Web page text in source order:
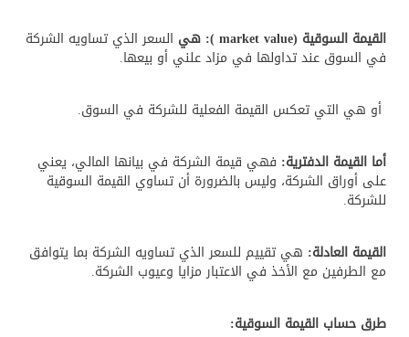
جهات
والاحكام
الخصوصية
اتصل
القيمة السوقية (market value): هي السعر الذي تساويه الشركة
في السوق عند تداولها في مزاد علني أو بيعها.
أو هي التي تعكس القيمة الفعلية للشركة في السوق.
أما القيمة الدفترية: فهي قيمة الشركة في بيانها المالي، يعني
على أوراق الشركة، وليس بالضرورة أن تساوي القيمة السوقية
للشركة.
القيمة العادلة: هي تقييم للسعر الذي تساويه الشركة بما يتوافق
مع الطرفين مع الأخذ في الاعتبار مزايا وعيوب الشركة.
طرق حساب القيمة السوقية: